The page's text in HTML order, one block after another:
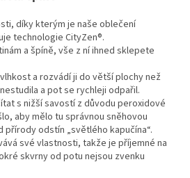
díky kterým je naše oblečení
technologie CityZen®.
a špíně, vše z ní ihned sklepete
a rozvádí ji do větší plochy než
a pot se rychleji odpařil.
s nižší savostí z důvodu peroxidové
aby mělo tu správnou sněhovou
přírody odstín „světlého kapučína“.
své vlastnosti, takže je příjemné na
skvrny od potu nejsou zvenku